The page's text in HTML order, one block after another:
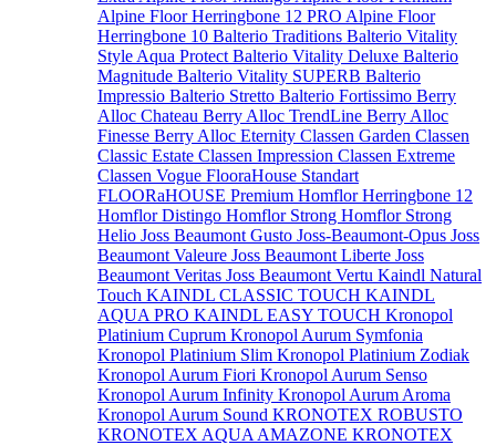
Alpine Floor Herringbone 12 PRO Alpine Floor
Herringbone 10 Balterio Traditions Balterio Vitality
Style Aqua Protect Balterio Vitality Deluxe Balterio
Magnitude Balterio Vitality SUPERB Balterio
Impressio Balterio Stretto Balterio Fortissimo Berry
Alloc Chateau Berry Alloc TrendLine Berry Alloc
Finesse Berry Alloc Eternity Classen Garden Classen
Classic Estate Classen Impression Classen Extreme
Classen Vogue FlooraHouse Standart
FLOORaHOUSE Premium Homflor Herringbone 12
Homflor Distingo Homflor Strong Homflor Strong
Helio Joss Beaumont Gusto Joss-Beaumont-Opus Joss
Beaumont Valeure Joss Beaumont Liberte Joss
Beaumont Veritas Joss Beaumont Vertu Kaindl Natural
Touch KAINDL CLASSIC TOUCH KAINDL
AQUA PRO KAINDL EASY TOUCH Kronopol
Platinium Cuprum Kronopol Aurum Symfonia
Kronopol Platinium Slim Kronopol Platinium Zodiak
Kronopol Aurum Fiori Kronopol Aurum Senso
Kronopol Aurum Infinity Kronopol Aurum Aroma
Kronopol Aurum Sound KRONOTEX ROBUSTO
KRONOTEX AQUA AMAZONE KRONOTEX